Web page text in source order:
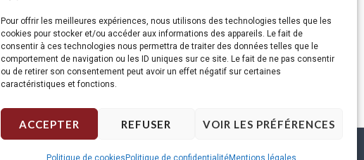
Pour offrir les meilleures expériences, nous utilisons des technologies telles que les
cookies pour stocker et/ou accéder aux informations des appareils. Le fait de
consentir à ces technologies nous permettra de traiter des données telles que le
comportement de navigation ou les ID uniques sur ce site. Le fait de ne pas consentir
ou de retirer son consentement peut avoir un effet négatif sur certaines
caractéristiques et fonctions.
ACCEPTER REFUSER VOIR LES PRÉFÉRENCES
Politique de cookies Politique de confidentialitéMentions légales